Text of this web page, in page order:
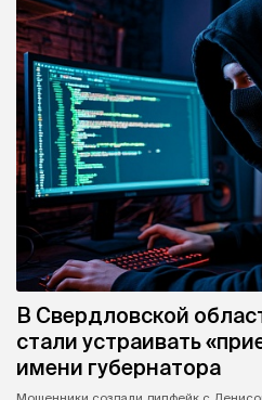
В Свердловской
стали устраивать
имени губернатора